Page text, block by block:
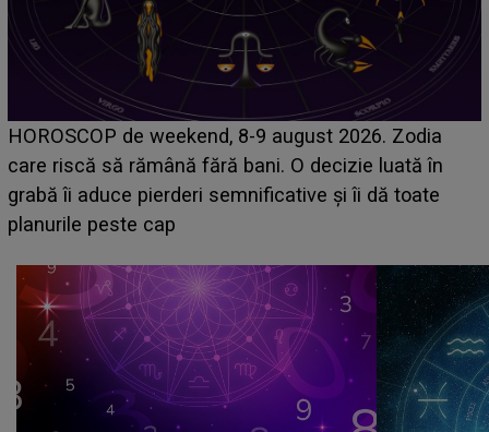
Emanuel a ținut ACEST DETALIU ASCUNS până
acum! În fața Alexandrei, concurentul din Casa Iubirii
face o MĂRTURISIRE NEAȘTEPTATĂ despre mama
sa: "I-am spus și ei în față, eu nu te iubesc pentru